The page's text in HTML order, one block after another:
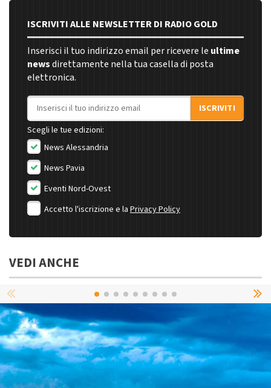
ISCRIVITI ALLE NEWSLETTER DI RADIO GOLD
Inserisci il tuo indirizzo email per ricevere le ultime
newsdirettamente nella tua casella di posta
elettronica.
Indirizzo email
ISCRIVITI
Scegli le tue edizioni:
News Alessandria
News Pavia
Eventi Nord-Ovest
Accetto l'iscrizione e la Privacy Policy
VEDI ANCHE